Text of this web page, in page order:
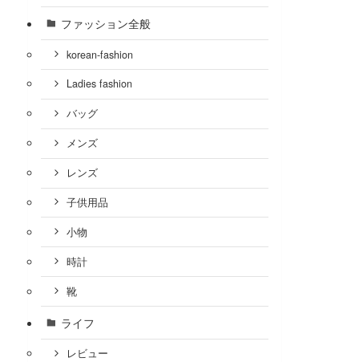
ファッション全般
korean-fashion
Ladies fashion
バッグ
メンズ
レンズ
子供用品
小物
時計
靴
ライフ
レビュー